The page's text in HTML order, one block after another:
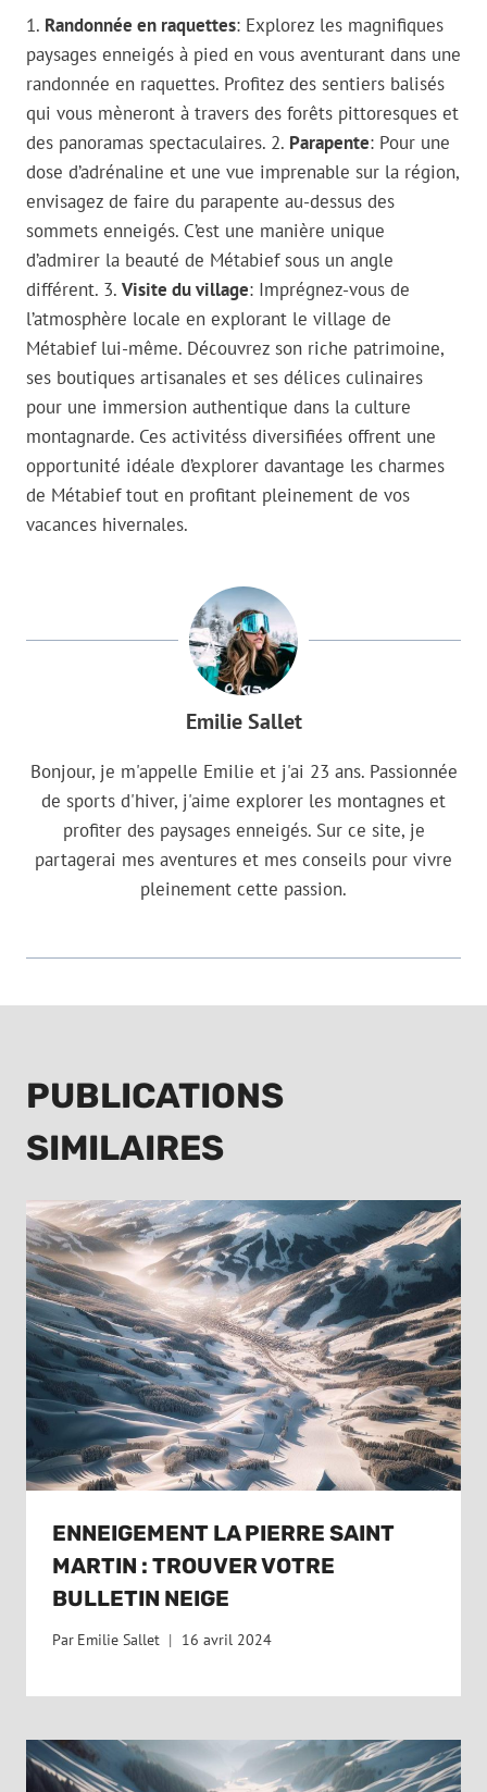
1. Randonnée en raquettes: Explorez les magnifiques
paysages enneigés à pied en vous aventurant dans une
randonnée en raquettes. Profitez des sentiers balisés
qui vous mèneront à travers des forêts pittoresques et
des panoramas spectaculaires. 2. Parapente: Pour une
dose d’adrénaline et une vue imprenable sur la région,
envisagez de faire du parapente au-dessus des
sommets enneigés. C’est une manière unique
d’admirer la beauté de Métabief sous un angle
différent. 3. Visite du village: Imprégnez-vous de
l’atmosphère locale en explorant le village de
Métabief lui-même. Découvrez son riche patrimoine,
ses boutiques artisanales et ses délices culinaires
pour une immersion authentique dans la culture
montagnarde. Ces activitéss diversifiées offrent une
opportunité idéale d’explorer davantage les charmes
de Métabief tout en profitant pleinement de vos
vacances hivernales.
Emilie Sallet
Bonjour, je m'appelle Emilie et j'ai 23 ans. Passionnée
de sports d'hiver, j'aime explorer les montagnes et
profiter des paysages enneigés. Sur ce site, je
partagerai mes aventures et mes conseils pour vivre
pleinement cette passion.
PUBLICATIONS
SIMILAIRES
ENNEIGEMENT LA PIERRE SAINT
MARTIN : TROUVER VOTRE
BULLETIN NEIGE
Par Emilie Sallet 16 avril 2024